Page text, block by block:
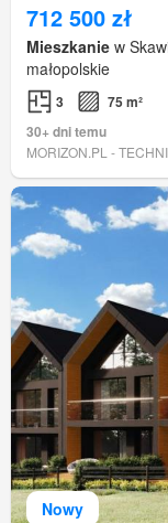
712 500 zł
Mieszkanie w
małopolskie
3
75 m²
30+ dni temu
MORIZON.PL -
Nowy